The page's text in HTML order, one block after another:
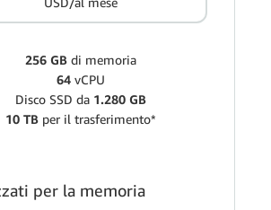
256 GB di memoria
64 vCPU
Disco SSD da 1.280 GB
10 TB per il trasferimento*
per la memoria